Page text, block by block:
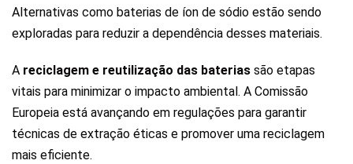
Alternativas como baterias de íon de sódio estão sendo
exploradas para reduzir a dependência desses materiais.
A reciclagem e reutilização das baterias são etapas
vitais para minimizar o impacto ambiental. A Comissão
Europeia está avançando em regulações para garantir
técnicas de extração éticas e promover uma reciclagem
mais eficiente.